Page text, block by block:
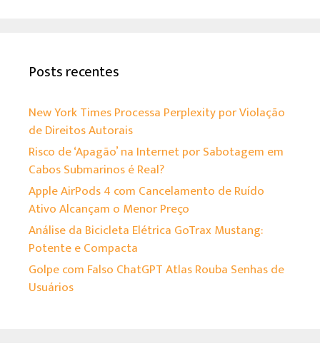
Posts recentes
New York Times Processa Perplexity por Violação
de Direitos Autorais
Risco de ‘Apagão’ na Internet por Sabotagem em
Cabos Submarinos é Real?
Apple AirPods 4 com Cancelamento de Ruído
Ativo Alcançam o Menor Preço
Análise da Bicicleta Elétrica GoTrax Mustang:
Potente e Compacta
Golpe com Falso ChatGPT Atlas Rouba Senhas de
Usuários